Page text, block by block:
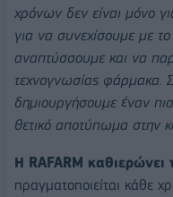
χρόνων δεν είναι μόνο
για να συνεχίσουμε με
αναπτύσσουμε και να
τεχνογνωσίας φάρμακα.
δημιουργήσουμε έναν
θετικό αποτύπωμα στην
Η RAFARM
πραγματοποιείται κάθε